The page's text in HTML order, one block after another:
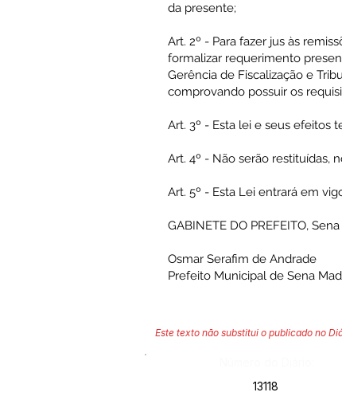
da presente;
Art. 2º - Para fazer jus às
formalizar requerimento
Gerência de Fiscalização e
comprovando possuir os
Art. 3º - Esta lei e seus efeitos
Art. 4º - Não serão restituídas,
Art. 5º - Esta Lei entrará em
GABINETE DO PREFEITO,
Osmar Serafim de Andrade
Prefeito Municipal de Sena
Este texto não substitui o publicado no
13118